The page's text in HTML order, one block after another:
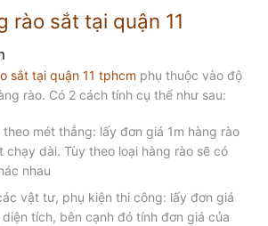
rào sắt tại quận 11
sắt tại quận 11 tphcm phụ thuộc vào độ
rào. Có 2 cách tính cụ thể như sau:
mét thẳng: lấy đơn giá 1m hàng rào
chạy dài. Tùy theo loại hàng rào sẽ có
nhau
vật tư, phụ kiện thi công: lấy đơn giá
tích, bên cạnh đó tính đơn giá của